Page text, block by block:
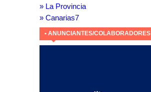
» La Provincia
» Canarias7
• ANUNCIANTES/COLABORADORES